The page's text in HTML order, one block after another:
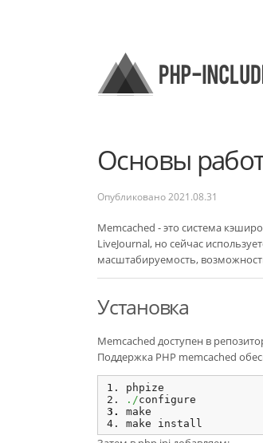
Основы
Опубликовано 2021.08.31
Memcached - это система
LiveJournal, но сейчас
масштабируемость,
Установка
Memcached доступен в
Поддержка PHP memcached
phpize
./configure
make
make install